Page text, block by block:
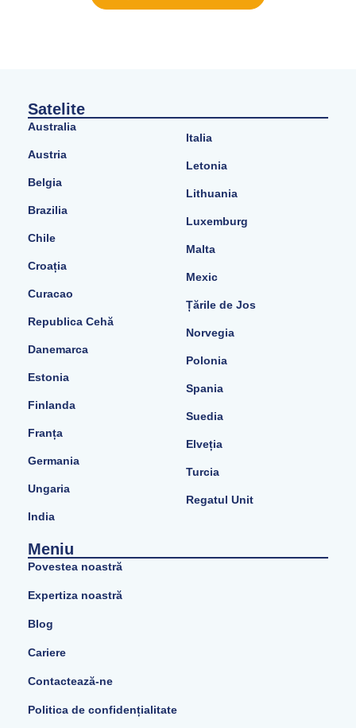
Satelite
Australia
Austria
Belgia
Brazilia
Chile
Croația
Curacao
Republica Cehă
Danemarca
Estonia
Finlanda
Franța
Germania
Ungaria
India
Italia
Letonia
Lithuania
Luxemburg
Malta
Mexic
Țările de Jos
Norvegia
Polonia
Spania
Suedia
Elveția
Turcia
Regatul Unit
Meniu
Povestea noastră
Expertiza noastră
Blog
Cariere
Contactează-ne
Politica de confidențialitate